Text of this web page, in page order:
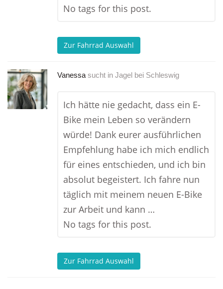
No tags for this post.
Zur Fahrrad Auswahl
Vanessa sucht in Jagel bei Schleswig
Ich hätte nie gedacht, dass ein E-
Bike mein Leben so verändern
würde! Dank eurer ausführlichen
Empfehlung habe ich mich endlich
für eines entschieden, und ich bin
absolut begeistert. Ich fahre nun
täglich mit meinem neuen E-Bike
zur Arbeit und kann …
No tags for this post.
Zur Fahrrad Auswahl